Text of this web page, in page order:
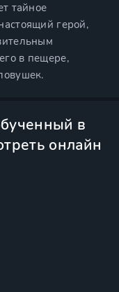
тайное
герой,
в пещере,
в
онлайн